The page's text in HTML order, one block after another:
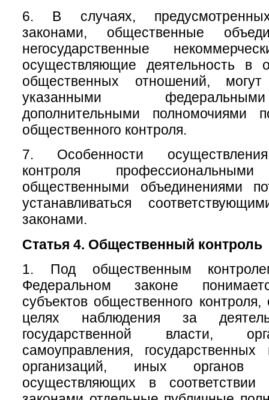
6. В случаях,
законами, общественные
негосударственные
осуществляющие деятельность в
общественных отношений,
указанными
дополнительными полномочиями
общественного контроля.
7. Особенности
контроля
общественными объединениями
устанавливаться
законами.
Статья 4. Общественный контроль
1. Под общественным
Федеральном законе
субъектов общественного
целях наблюдения за
государственной власти,
самоуправления,
организаций, иных органов
осуществляющих в